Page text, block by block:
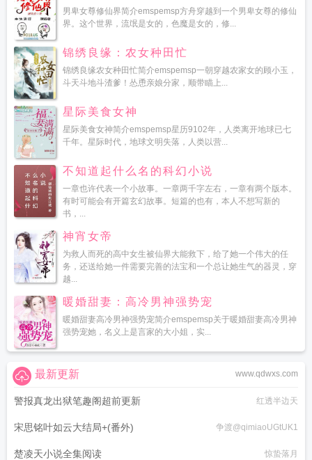
男卑女尊修仙界简介emspemsp方舟穿越到一个男卑女尊的修仙
界。这个世界，流氓是女的，色魔是女的，修...
锦绣良缘：农女种田忙
锦绣良缘农女种田忙简介emspemsp一朝穿越农家女的顾小玉，
斗天斗地斗渣爹！怂恿亲娘分家，顺带瞄上...
星际美食女神
星际美食女神简介emspemsp星历9102年，人类离开地球已七
千年。星际时代，地球文明失落，人类以营...
不知道起什么名的科幻小说
一章也许代表一个小故事。一章两千字左右，一章有两个版本。
有时可能会有开篇玄幻故事。短篇的也有，本人不想写新的
书，...
神宵女帝
为救人而死的高中女生被仙界大能救下，给了她一个伟大的任
务，还送给她一件需要完善的法宝和一个总让她生气的器灵，穿
越...
暖婚甜妻：高冷男神强势宠
暖婚甜妻高冷男神强势宠简介emspemsp关于暖婚甜妻高冷男神
强势宠她，名义上是言家的大小姐，实...
www.qdwxs.com
最新更新
警报真龙出狱笔趣阁超前更新 红透半边天
宋思铭叶如云大结局+(番外) 争渡@qimiaoUGtUK1
楚凌天小说全集阅读 惊蛰落月